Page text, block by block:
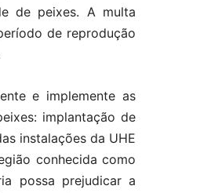
de peixes. A multa
de reprodução
e implemente as
implantação de
instalações da UHE
conhecida como
possa prejudicar a